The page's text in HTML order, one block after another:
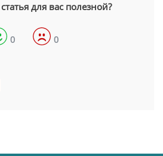
для вас полезной?
0 0